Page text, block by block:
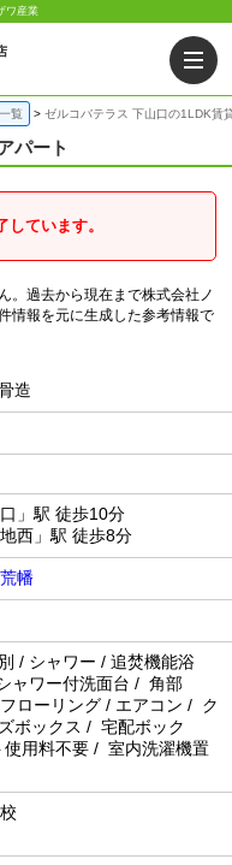
ワ産業
覧 ゼルコバテラス 下山口の1LDK賃
パート
ています。
。過去から現在まで株式会社ノ
情報を元に生成した参考情報で
造
」駅 徒歩10分
西」駅 徒歩8分
幡
/ シャワー / 追焚機能浴
ャワー付洗面台 / 角部
ローリング / エアコン / ク
ボックス / 宅配ボック
使用料不要 / 室内洗濯機置